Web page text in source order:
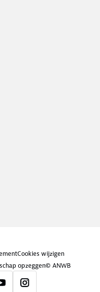
Cookies wijzigen
opzeggen© ANWB